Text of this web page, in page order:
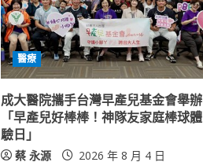
醫療
成大醫院攜手台灣早產兒基金會舉辦
「早產兒好棒棒！神隊友家庭棒球體
驗日」
蔡 永源 2026 年 8 月 4 日